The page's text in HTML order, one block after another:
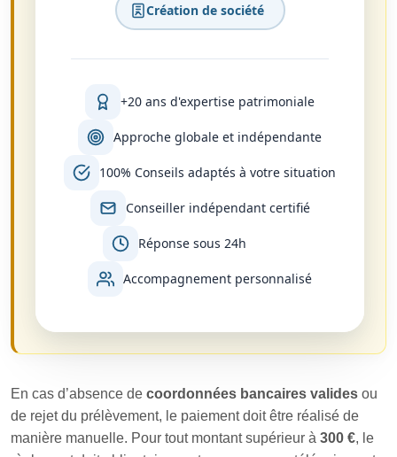
Création de société
+20 ans d'expertise patrimoniale
Approche globale et indépendante
100% Conseils adaptés à votre situation
Conseiller indépendant certifié
Réponse sous 24h
Accompagnement personnalisé
En cas d’absence de coordonnées bancaires valides ou
de rejet du prélèvement, le paiement doit être réalisé de
manière manuelle. Pour tout montant supérieur à 300 €, le